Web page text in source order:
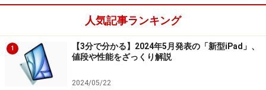
※記事内容は執筆時点のものです。最新の内容をご確認くださ
い。
人気記事ランキング
1
【3分で分かる】2024年5月発表の「新型iPad」、
値段や性能をざっくり解説
2024/05/22